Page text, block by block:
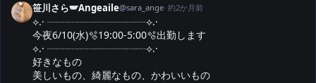
笹川さら🪽Angeaile@sara_ange· 約2か月前
⟡.· ┈┈┈┈┈┈┈┈┈┈⟡.·
今夜6/10(水)🫧19:00-5:00🫧出勤します
⟡.· ┈┈┈┈┈┈┈┈┈┈⟡.·
好きなもの
美しいもの、綺麗なもの、かわいいもの